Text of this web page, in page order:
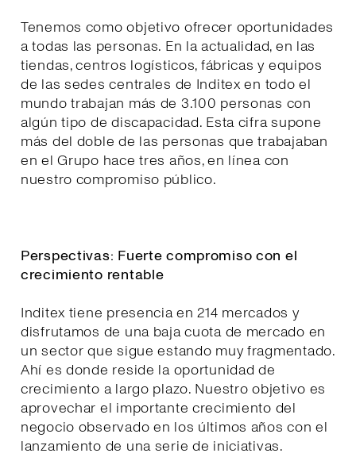
Tenemos como objetivo ofrecer oportunidades
a todas las personas. En la actualidad, en las
tiendas, centros logísticos, fábricas y equipos
de las sedes centrales de Inditex en todo el
mundo trabajan más de 3.100 personas con
algún tipo de discapacidad. Esta cifra supone
más del doble de las personas que trabajaban
en el Grupo hace tres años, en línea con
nuestro compromiso público.
Perspectivas: Fuerte compromiso con el
crecimiento rentable
Inditex tiene presencia en 214 mercados y
disfrutamos de una baja cuota de mercado en
un sector que sigue estando muy fragmentado.
Ahí es donde reside la oportunidad de
crecimiento a largo plazo. Nuestro objetivo es
aprovechar el importante crecimiento del
negocio observado en los últimos años con el
lanzamiento de una serie de iniciativas.